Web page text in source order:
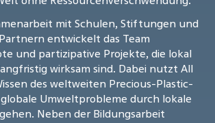
mit Schulen, Stiftungen und
entwickelt das Team
und partizipative Projekte, die lokal
wirksam sind. Dabei nutzt All
des weltweiten Precious-Plastic-
Umweltprobleme durch lokale
Neben der Bildungsarbeit